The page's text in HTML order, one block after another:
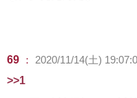
69 ：
2020/11/14(土)
>>1